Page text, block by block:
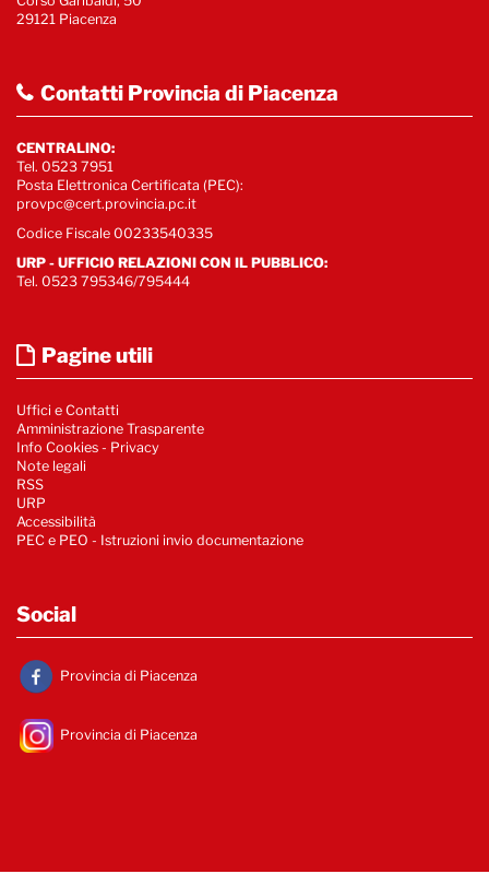
29121 Piacenza
Contatti Provincia di Piacenza
CENTRALINO:
Tel. 0523 7951
Posta Elettronica Certificata (PEC):
provpc@cert.provincia.pc.it
Codice Fiscale 00233540335
URP - UFFICIO RELAZIONI CON IL PUBBLICO:
Tel. 0523 795346/795444
Pagine utili
Uffici e Contatti
Amministrazione Trasparente
Info Cookies - Privacy
Note legali
RSS
URP
Accessibilità
PEC e PEO - Istruzioni invio documentazione
Social
Provincia di Piacenza
Provincia di Piacenza